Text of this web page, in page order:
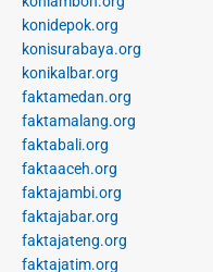
konidepok.org
konisurabaya.org
konikalbar.org
faktamedan.org
faktamalang.org
faktabali.org
faktaaceh.org
faktajambi.org
faktajabar.org
faktajateng.org
faktajatim.org